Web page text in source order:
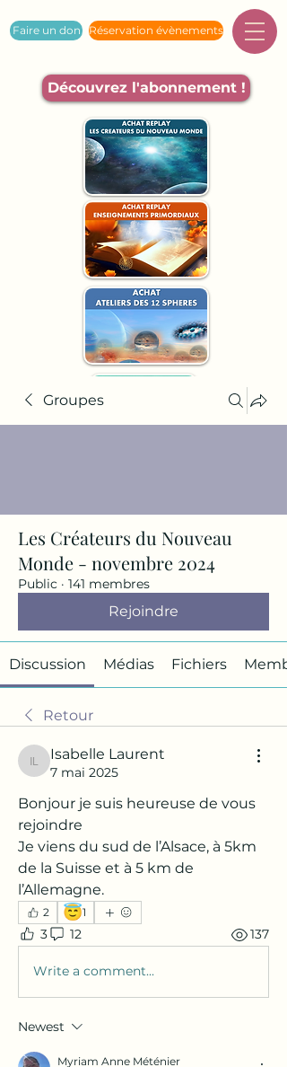
Faire un don Réservation évènements
Découvrez l'abonnement !
Groupes
Les Créateurs du Nouveau
Monde - novembre 2024
Public · 141 membres
Rejoindre
Discussion Médias Fichiers
Retour
Isabelle Laurent
Isabelle Laurent
7 mai 2025
Bonjour je suis heureuse de vous
rejoindre
Je viens du sud de l’Alsace, à 5km
de la Suisse et à 5 km de
l’Allemagne.
2 😇1
3 12 137
Write a comment...
Newest
Myriam Anne Méténier